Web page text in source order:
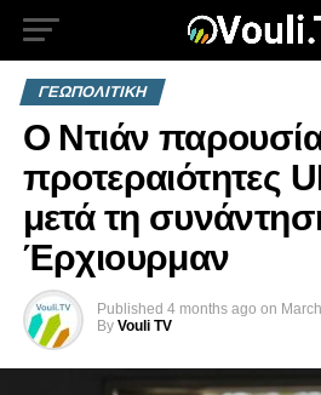
ΓΕΩΠΟΛΙΤΙΚΗ
Ο Ντιάν
προτεραιότητες
μετά τη
Έρχιουρμαν
Published 4 months ago on
By Vouli TV